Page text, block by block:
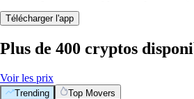
Télécharger l'app
Plus de 400 cryptos
Voir les prix
Trending Top Movers